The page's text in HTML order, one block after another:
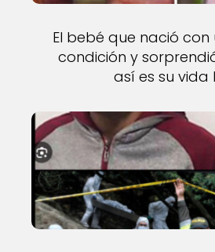
El bebé que nació
condición y
así es su vida